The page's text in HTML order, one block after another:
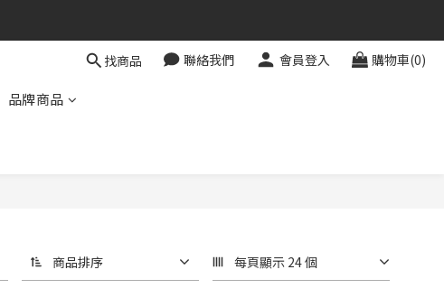
找商品 聯絡我們 會員登入 購物車(0)
品牌商品
商品排序 每頁顯示 24 個